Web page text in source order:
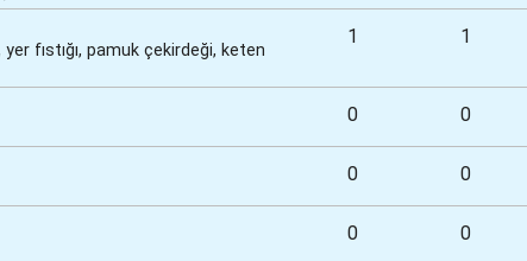
fıstığı, pamuk çekirdeği, keten
1 1
0 0
0 0
0 0